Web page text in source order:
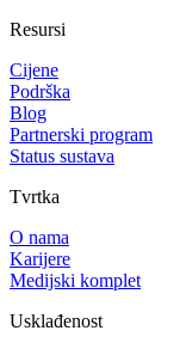
Resursi
Cijene
Podrška
Blog
Partnerski program
Status sustava
Tvrtka
O nama
Karijere
Medijski komplet
Usklađenost